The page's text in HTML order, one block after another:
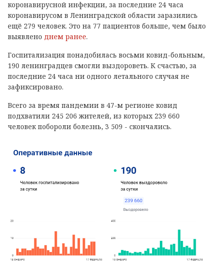
коронавирусной инфекции, за последние 24 часа
коронавирусом в Ленинградской области заразились
ещё 279 человек. Это на 77 пациентов больше, чем было
выявлено днем ранее.
Госпитализация понадобилась восьми ковид-больным,
190 ленинградцев смогли выздороветь. К счастью, за
последние 24 часа ни одного летального случая не
зафиксировано.
Всего за время пандемии в 47-м регионе ковид
подхватили 245 206 жителей, из которых 239 660
человек побороли болезнь, 3 509 - скончались.